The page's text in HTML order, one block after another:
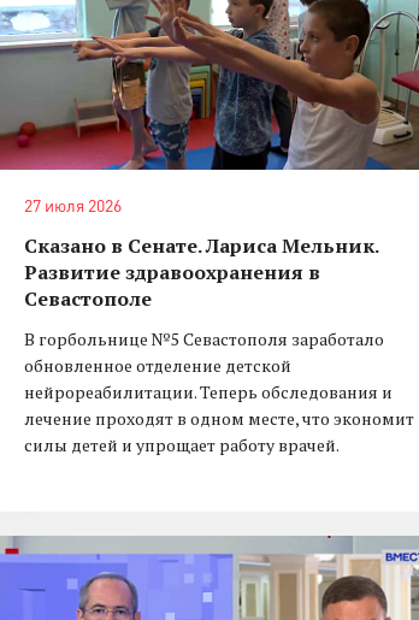
27 июля 2026
Сказано в Сенате. Лариса Мельник.
Развитие здравоохранения в
Севастополе
В горбольнице №5 Севастополя заработало
обновленное отделение детской
нейрореабилитации. Теперь обследования и
лечение проходят в одном месте, что экономит
силы детей и упрощает работу врачей.